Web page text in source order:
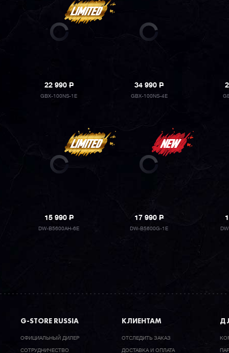
22 990P
GBX-100NS-1E
34 990P
GBX-100NS-4E
15 990P
DW-B5600AH-6E
17 990P
DW-B5600G-1E
G-STORE RUSSIA
ОФИЦИАЛЬНЫЙ ДИЛЕР
CОТРУДНИЧЕСТВО
КЛИЕНТАМ
ОТСЛЕДИТЬ ЗАКАЗ
ДОСТАВКА И ОПЛАТА